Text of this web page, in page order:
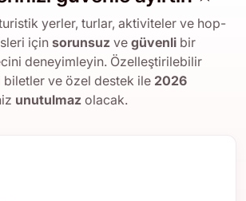
yerler, turlar, aktiviteler ve hop-
için sorunsuz ve güvenli bir
deneyimleyin. Özelleştirilebilir
biletler ve özel destek ile 2026
unutulmaz olacak.